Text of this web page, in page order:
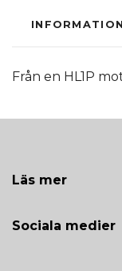
INFORMATION
Från en HL1P
Läs mer
Sociala medier